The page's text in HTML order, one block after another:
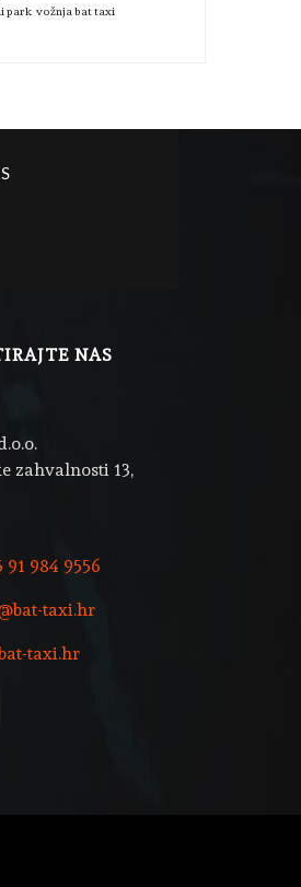
park vožnja bat taxi
NAS
zahvalnosti 13,
91 984 9556
taxi.hr
taxi.hr